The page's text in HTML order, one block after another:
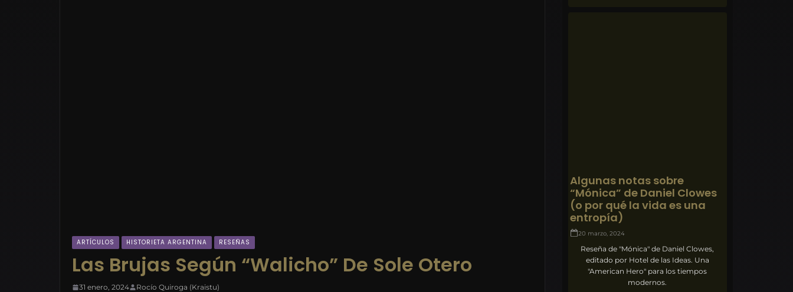
ARTÍCULOS HISTORIETA ARGENTINA RESEÑAS
Las Brujas Según “Walicho” De Sole Otero
31 enero, 2024 Rocío Quiroga (Kraistu)
Algunas notas sobre
“Mónica” de Daniel Clowes
(o por qué la vida es una
entropía)
20 marzo, 2024
Reseña de "Mónica" de Daniel Clowes,
editado por Hotel de las Ideas. Una
"American Hero" para los tiempos
modernos.